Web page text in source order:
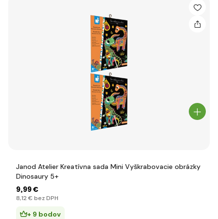
Janod Atelier Kreatívna sada Mini Vyškrabovacie obrázky
Dinosaury 5+
9,99 €
8,12 € bez DPH
+ 9 bodov